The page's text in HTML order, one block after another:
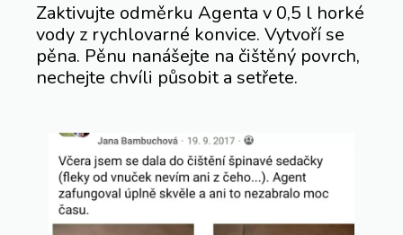
Zaktivujte odměrku Agenta v 0,5 l horké
vody z rychlovarné konvice. Vytvoří se
pěna. Pěnu nanášejte na čištěný povrch,
nechejte chvíli působit a setřete.